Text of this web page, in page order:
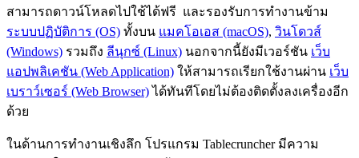
สามารถดาวน์โหลดไปใช้ได้ฟรี และรองรับการทำงานข้าม
ระบบปฏิบัติการ (OS) ทั้งบน แมคโอเอส (macOS), วินโดวส์
(Windows) รวมถึง ลีนุกซ์ (Linux) นอกจากนี้ยังมีเวอร์ชัน เว็บ
แอปพลิเคชัน (Web Application) ให้สามารถเรียกใช้งานผ่าน เว็บ
เบราว์เซอร์ (Web Browser)ได้ทันทีโดยไม่ต้องติดตั้งลงเครื่องอีก
ด้วย
ในด้านการทำงานเชิงลึก โปรแกรม Tablecruncher มีความ